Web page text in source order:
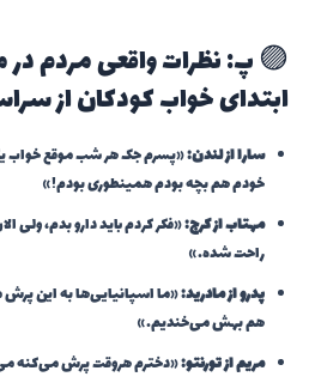
🟣 پ: نظرات واقعی مردم
ابتدای خواب کودکان از
سارا از لندن:«پسرم جک هر شب موقع خواب
خودم هم بچه بودم همینطوری بودم!»
مهتاب از کرج:«فکر کردم باید دارو بدم،
راحت شده.»
پدرو از مادرید:
هم بهش می‌خندیم.»
مریم از تورنتو:«دخترم هروقت پرش می‌کنه